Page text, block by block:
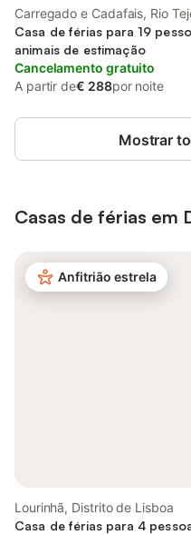
Carregado e Cadafais, Rio
Casa de férias para 19
animais de estimação
Cancelamento gratuito
A partir de€ 288por noite
Mostrar
Casas de férias em
Anfitrião estrela
Lourinhã, Distrito de Lisboa
Casa de férias para 4